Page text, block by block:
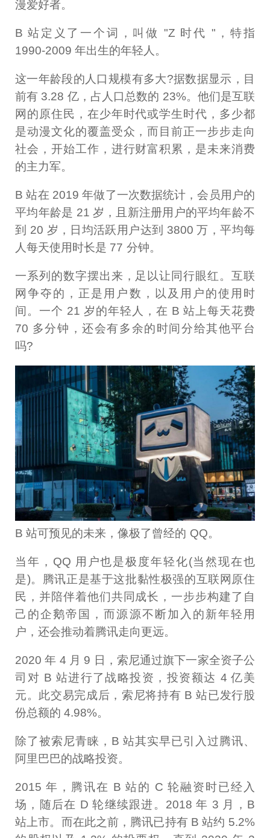
漫爱好者。
B 站定义了一个词，叫做 "Z 时代 "，特指
1990-2009 年出生的年轻人。
这一年龄段的人口规模有多大?据数据显示，目
前有 3.28 亿，占人口总数的 23%。他们是互联
网的原住民，在少年时代或学生时代，多少都
是动漫文化的覆盖受众，而目前正一步步走向
社会，开始工作，进行财富积累，是未来消费
的主力军。
B 站在 2019 年做了一次数据统计，会员用户的
平均年龄是 21 岁，且新注册用户的平均年龄不
到 20 岁，日均活跃用户达到 3800 万，平均每
人每天使用时长是 77 分钟。
一系列的数字摆出来，足以让同行眼红。互联
网争夺的，正是用户数，以及用户的使用时
间。一个 21 岁的年轻人，在 B 站上每天花费
70 多分钟，还会有多余的时间分给其他平台
吗?
B 站可预见的未来，像极了曾经的 QQ。
当年，QQ 用户也是极度年轻化(当然现在也
是)。腾讯正是基于这批黏性极强的互联网原住
民，并陪伴着他们共同成长，一步步构建了自
己的企鹅帝国，而源源不断加入的新年轻用
户，还会推动着腾讯走向更远。
2020 年 4 月 9 日，索尼通过旗下一家全资子公
司对 B 站进行了战略投资，投资额达 4 亿美
元。此交易完成后，索尼将持有 B 站已发行股
份总额的 4.98%。
除了被索尼青睐，B 站其实早已引入过腾讯、
阿里巴巴的战略投资。
2015 年，腾讯在 B 站的 C 轮融资时已经入
场，随后在 D 轮继续跟进。2018 年 3 月，B
站上市。而在此之前，腾讯已持有 B 站约 5.2%